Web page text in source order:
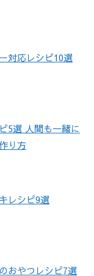
対応レシピ10選
5選 人間も一緒に
り方
レシピ9選
おやつレシピ7選